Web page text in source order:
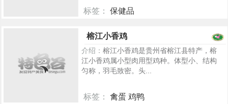
标签： 保健品
榕江小香鸡
介绍： 榕江小香鸡是贵州省榕江县特产，榕
江小香鸡属小型肉用型鸡种。体型小、结构
匀称，羽毛致密。头...
标签： 禽蛋 鸡鸭